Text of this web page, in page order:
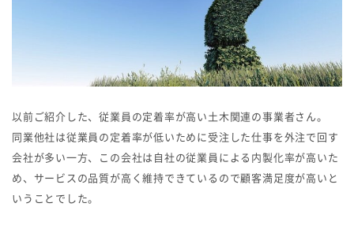
以前ご紹介した、従業員の定着率が高い土木関連の事業者さん。
同業他社は従業員の定着率が低いために受注した仕事を外注で回す
会社が多い一方、この会社は自社の従業員による内製化率が高いた
め、サービスの品質が高く維持できているので顧客満足度が高いと
いうことでした。